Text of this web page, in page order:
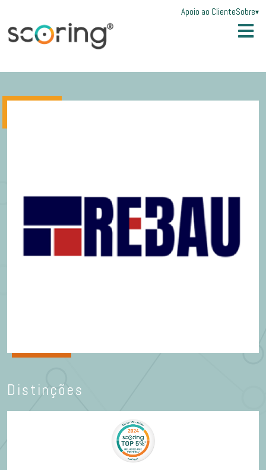
Apoio ao ClienteSobre▾
Distinções